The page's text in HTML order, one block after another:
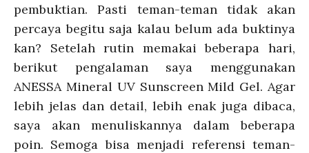
pembuktian. Pasti teman-teman tidak akan
percaya begitu saja kalau belum ada buktinya
kan? Setelah rutin memakai beberapa hari,
berikut pengalaman saya menggunakan
ANESSA Mineral UV Sunscreen Mild Gel. Agar
lebih jelas dan detail, lebih enak juga dibaca,
saya akan menuliskannya dalam beberapa
poin. Semoga bisa menjadi referensi teman-